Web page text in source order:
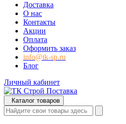
Доставка
О нас
Контакты
Акции
Оплата
Оформить заказ
info@tk-sp.ru
Блог
Личный кабинет
Каталог товаров